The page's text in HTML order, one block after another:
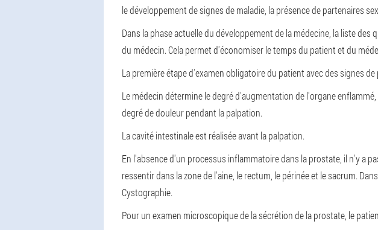
le développement de signes de maladie, la présence de partenaires
Dans la phase actuelle du développement de la médecine, la liste
du médecin. Cela permet d'économiser le temps du patient et du
La première étape d'examen obligatoire du patient avec des signes
Le médecin détermine le degré d'augmentation de l'organe
degré de douleur pendant la palpation.
La cavité intestinale est réalisée avant la palpation.
En l'absence d'un processus inflammatoire dans la prostate, il n'y a
ressentir dans la zone de l'aine, le rectum, le périnée et le sacrum.
Cystographie.
Pour un examen microscopique de la sécrétion de la prostate, le